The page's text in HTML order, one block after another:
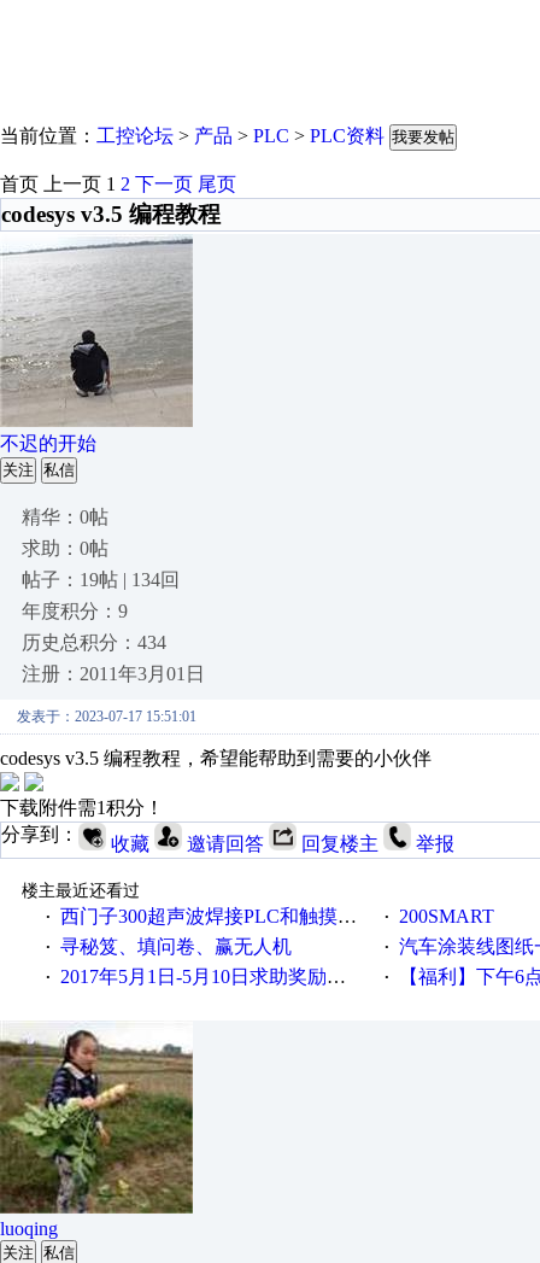
当前位置： 工控论坛 > 产品 > PLC > PLC资料 我要发帖
首页 上一页 1 2 下一页 尾页
codesys v3.5 编程教程
不迟的开始
关注 私信
精华：0帖
求助：0帖
帖子：19帖 | 134回
年度积分：9
历史总积分：434
注册：2011年3月01日
发表于：2023-07-17 15:51:01
codesys v3.5 编程教程，希望能帮助到需要的小伙伴
下载附件需1积分！
分享到：
收藏 邀请回答 回复楼主 举报
楼主最近还看过
· 西门子300超声波焊接PLC和触摸屏程序 · 200SMART
· 寻秘笈、填问卷、赢无人机 · 汽车涂装线图纸
· 2017年5月1日-5月10日求助奖励发放公告 · 【福利】下午6点论坛大
luoqing
关注 私信